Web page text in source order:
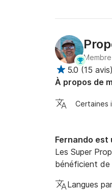
5.0 (15 avis)
À propos de
Certaines
Fernando
Les Super
bénéficient de
Langues